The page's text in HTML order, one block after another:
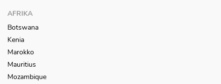
AFRIKA
Botswana
Kenia
Marokko
Mauritius
Mozambique